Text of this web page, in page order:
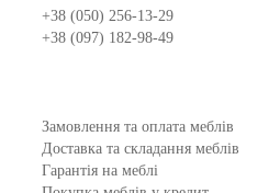
+38 (050) 256-13-29
+38 (097) 182-98-49
Замовлення та оплата меблів
Доставка та складання меблів
Гарантія на меблі